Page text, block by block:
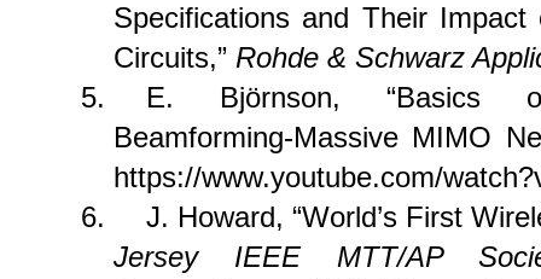
Specifications and Their
Circuits,” Rohde & Schwarz
E. Björnson, “Basics
Beamforming-Massive MIMO
https://www.youtube.com/
J. Howard, “World’s First
Jersey IEEE MTT/AP